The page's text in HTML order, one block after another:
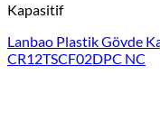
Kapasitif
Lanbao Plastik Gövde
CR12TSCF02DPC NC